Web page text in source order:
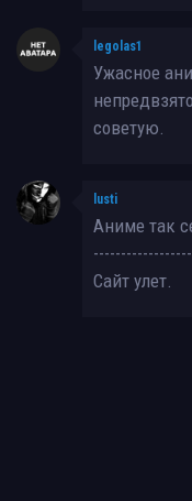
legolas1
Ужасное
советую.
lusti
Аниме так
Сайт улет.